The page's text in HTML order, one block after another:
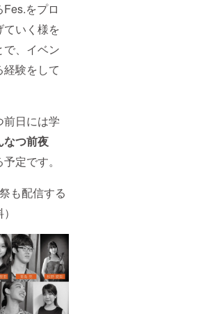
をプロ
いく様を
、イベン
経験をして
前日には学
なつ前夜
定です。
も配信する